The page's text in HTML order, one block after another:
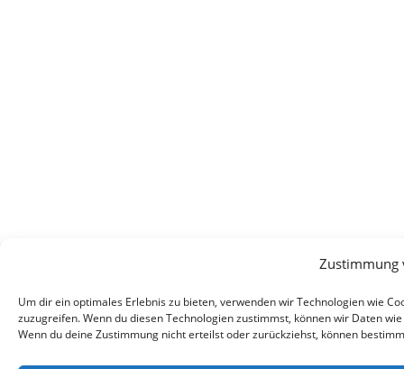
Zustimmung
Um dir ein optimales Erlebnis zu bieten, verwenden wir Technologien wie
zuzugreifen. Wenn du diesen Technologien zustimmst, können wir Daten
Wenn du deine Zustimmung nicht erteilst oder zurückziehst, können